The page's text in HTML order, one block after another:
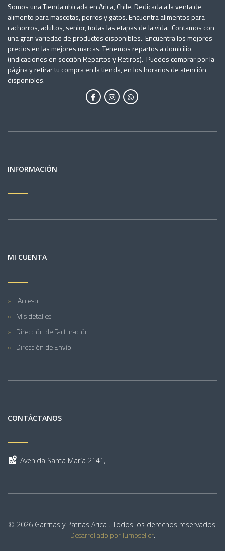
Somos una Tienda ubicada en Arica, Chile. Dedicada a la venta de
alimento para mascotas, perros y gatos. Encuentra alimentos para
cachorros, adultos, senior, todas las etapas de la vida. Contamos con
una gran variedad de productos disponibles. Encuentra los mejores
precios en las mejores marcas. Tenemos repartos a domicilio
(indicaciones en sección Repartos y Retiros). Puedes comprar por la
página y retirar tu compra en la tienda, en los horarios de atención
disponibles.
INFORMACIÓN
MI CUENTA
Acceso
Mis detalles
Dirección de Facturación
Dirección de Envío
CONTÁCTANOS
Avenida Santa María 2141,
© 2026 Garritas y Patitas Arica . Todos los derechos reservados.
Desarrollado por Jumpseller.